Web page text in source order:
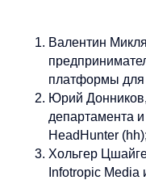
Валентин
платформы для
Юрий
департамента
HeadHunter (hh);
Хольгер
Infotropic Media